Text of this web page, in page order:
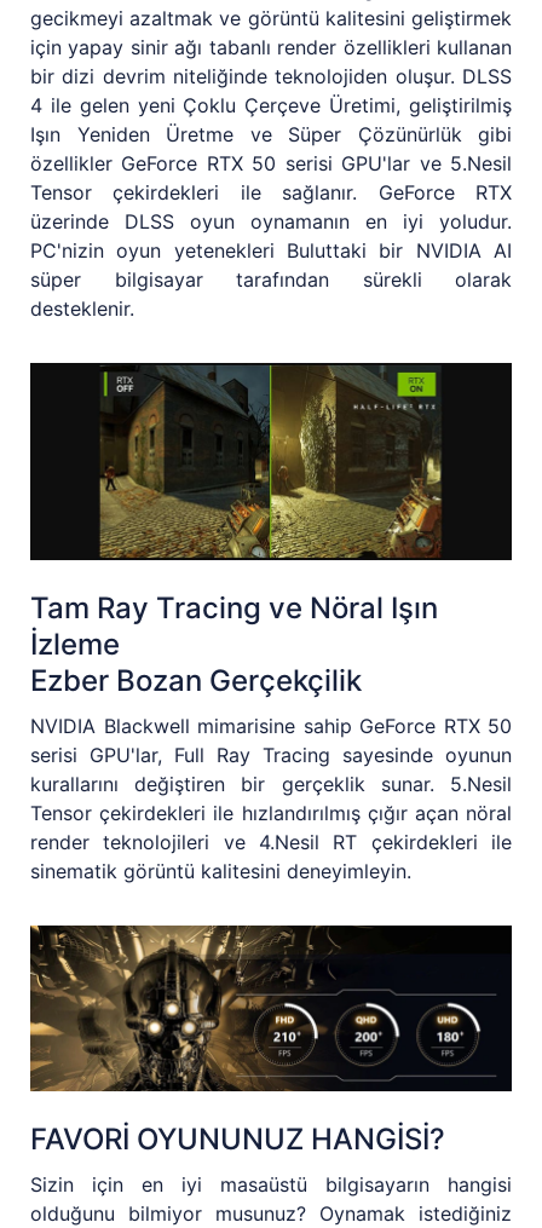
gecikmeyi azaltmak ve görüntü kalitesini geliştirmek
için yapay sinir ağı tabanlı render özellikleri kullanan
bir dizi devrim niteliğinde teknolojiden oluşur. DLSS
4 ile gelen yeni Çoklu Çerçeve Üretimi, geliştirilmiş
Işın Yeniden Üretme ve Süper Çözünürlük gibi
özellikler GeForce RTX 50 serisi GPU'lar ve 5.Nesil
Tensor çekirdekleri ile sağlanır. GeForce RTX
üzerinde DLSS oyun oynamanın en iyi yoludur.
PC'nizin oyun yetenekleri Buluttaki bir NVIDIA AI
süper bilgisayar tarafından sürekli olarak
desteklenir.
Tam Ray Tracing ve Nöral Işın
İzleme
Ezber Bozan Gerçekçilik
NVIDIA Blackwell mimarisine sahip GeForce RTX 50
serisi GPU'lar, Full Ray Tracing sayesinde oyunun
kurallarını değiştiren bir gerçeklik sunar. 5.Nesil
Tensor çekirdekleri ile hızlandırılmış çığır açan nöral
render teknolojileri ve 4.Nesil RT çekirdekleri ile
sinematik görüntü kalitesini deneyimleyin.
FAVORİ OYUNUNUZ HANGİSİ?
Sizin için en iyi masaüstü bilgisayarın hangisi
olduğunu bilmiyor musunuz? Oynamak istediğiniz